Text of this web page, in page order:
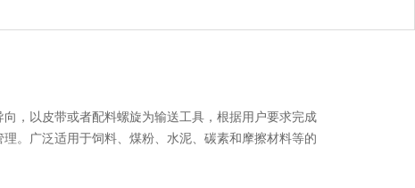
，以皮带或者配料螺旋为输送工具，根据用户要求完成
。广泛适用于饲料、煤粉、水泥、碳素和摩擦材料等的